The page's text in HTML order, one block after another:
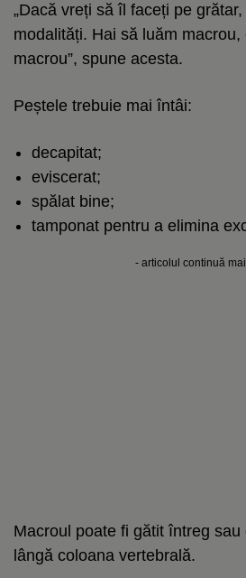
„Dacă vreți să îl faceți pe
modalități. Hai să luăm
macrou”, spune acesta.
Peștele trebuie mai întâi:
decapitat;
eviscerat;
spălat bine;
tamponat pentru a elimina
- articolul continuă
Macroul poate fi gătit întreg
lângă coloana vertebrală.